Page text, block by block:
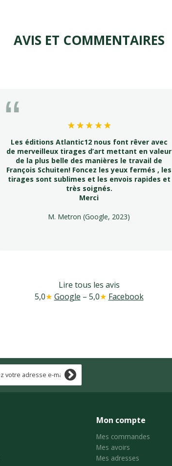
AVIS ET COMMENTAIRES
Les éditions Atlantic12 nous font rêver avec
de merveilleux tirages d’art mettant en valeur
de la plus belle des manières le travail de
François Schuiten! Foncez les yeux fermés , les
tirages sont sublimes et les envois rapides et
très soignés.
Merci
M. Metron (Google, 2023)
Lire tous les avis
5,0★ Google – 5,0★ Facebook
Mon compte
Mes commandes
Mes avoirs
Mes adresses